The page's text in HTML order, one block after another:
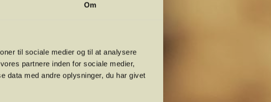
Om
til sociale medier og til at analysere
partnere inden for sociale medier,
data med andre oplysninger, du har givet